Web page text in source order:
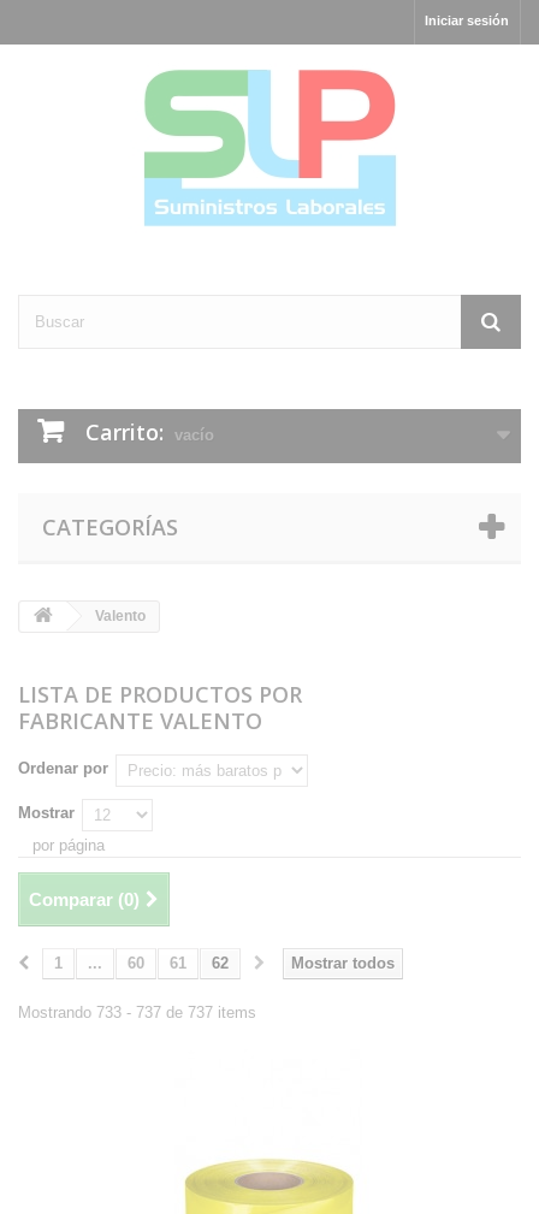
Iniciar sesión
Carrito: vacío
CATEGORÍAS
Valento
LISTA DE PRODUCTOS POR
FABRICANTE VALENTO
Ordenar por
Mostrar
por página
Comparar (0)
Mostrar todos
1 ... 60 61 62
Mostrando 733 - 737 de 737 items